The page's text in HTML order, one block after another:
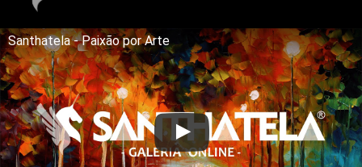
Santhatela - Paixão por Arte